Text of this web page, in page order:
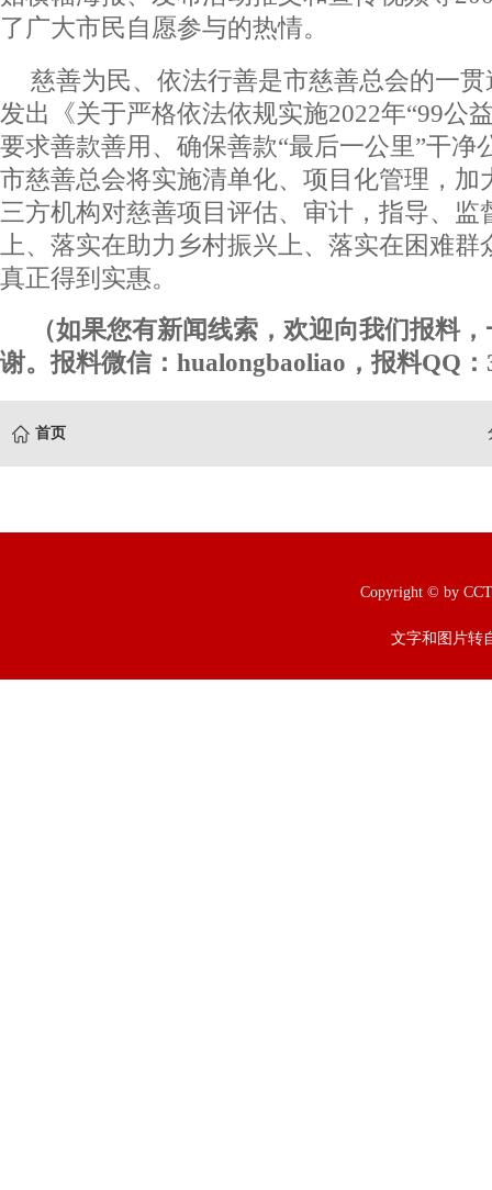
了广大市民自愿参与的热情。
慈善为民、依法行善是市慈善总会的一
发出《关于严格依法依规实施2022年“99公
要求善款善用、确保善款“最后一公里”干净
市慈善总会将实施清单化、项目化管理，加
三方机构对慈善项目评估、审计，指导、监
上、落实在助力乡村振兴上、落实在困难
真正得到实惠。
（如果您有新闻线索，欢迎向我们报料
谢。报料微信：hualongbaoliao，报料QQ：
首页
Copyright © by
文字和图片转